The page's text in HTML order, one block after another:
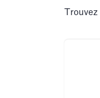
Trouvez